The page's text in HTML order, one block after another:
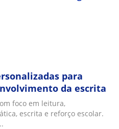
para
da escrita
foco em leitura,
escrita e reforço escolar.